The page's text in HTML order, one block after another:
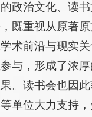
政治文化、读
既重视从原著
术前沿与现实
与，形成了浓
。读书会也因
单位大力支持